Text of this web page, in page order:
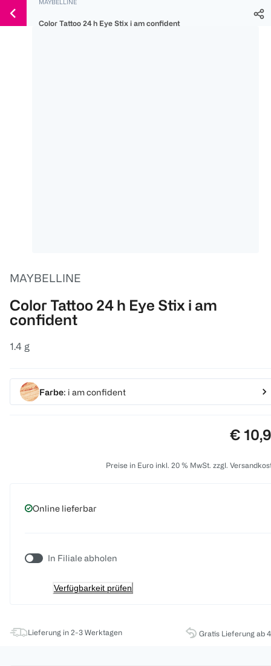
150 Ös
300 Ös
500 Ös
Weiter
zum
MAYBELLINE
Color Tattoo 24 h Eye Stix i am confident
MAYBELLINE
Color Tattoo 24 h Eye Stix i am
confident
1.4 g
Farbe: i am confident
Preis:
€
Preise in Euro inkl. 20 % MwSt. zzgl.
Online lieferbar
In Filiale abholen
Verfügbarkeit prüfen
Lieferung in 2-3 Werktagen Gratis Lieferung ab